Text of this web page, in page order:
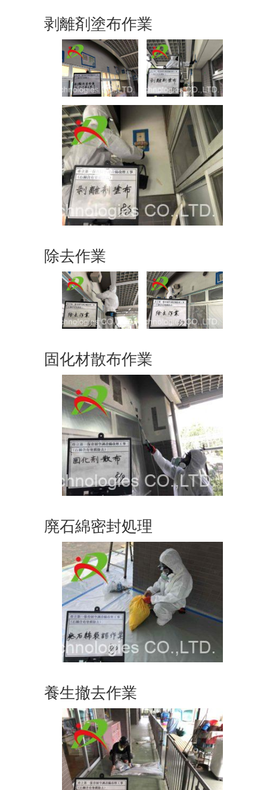
剥離剤塗布作業
除去作業
固化材散布作業
廃石綿密封処理
養生撤去作業